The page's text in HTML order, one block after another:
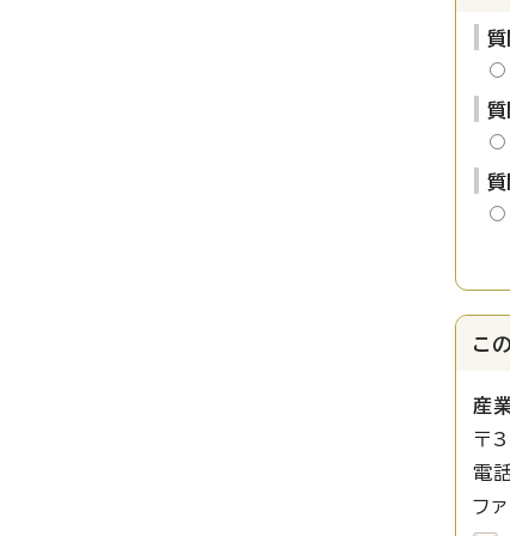
質
質
質
こ
産
〒
電
フ